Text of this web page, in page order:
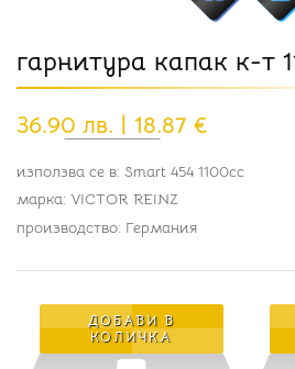
гарнитура капак к-т
36.90 лв. | 18.87 €
използва се в: Smart 454 1100cc
марка: VICTOR REINZ
производство: Германия
ДОБАВИ В
КОЛИЧКА